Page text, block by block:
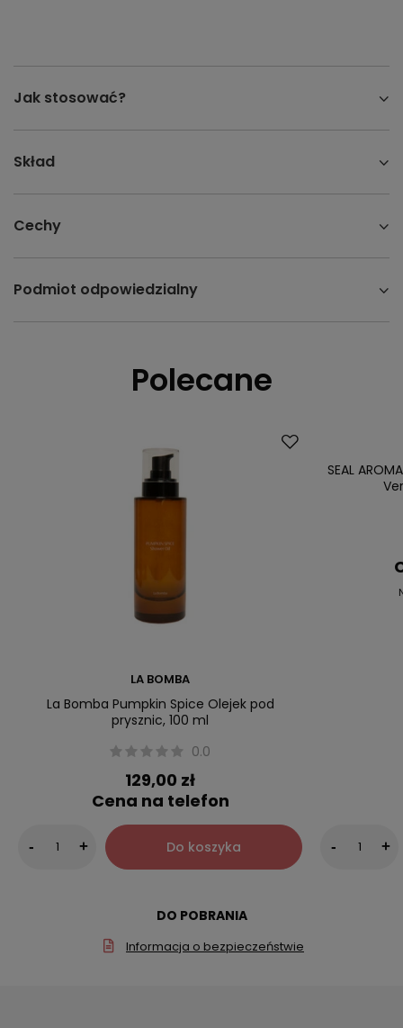
Jak stosować?
Skład
Cechy
Podmiot odpowiedzialny
Polecane
LA BOMBA
La Bomba Pumpkin Spice Olejek pod
prysznic, 100 ml
0.0
129,00 zł
Cena na telefon
- + Do koszyka
Przecena
SEAL
- +
DO POBRANIA
Informacja o bezpieczeństwie